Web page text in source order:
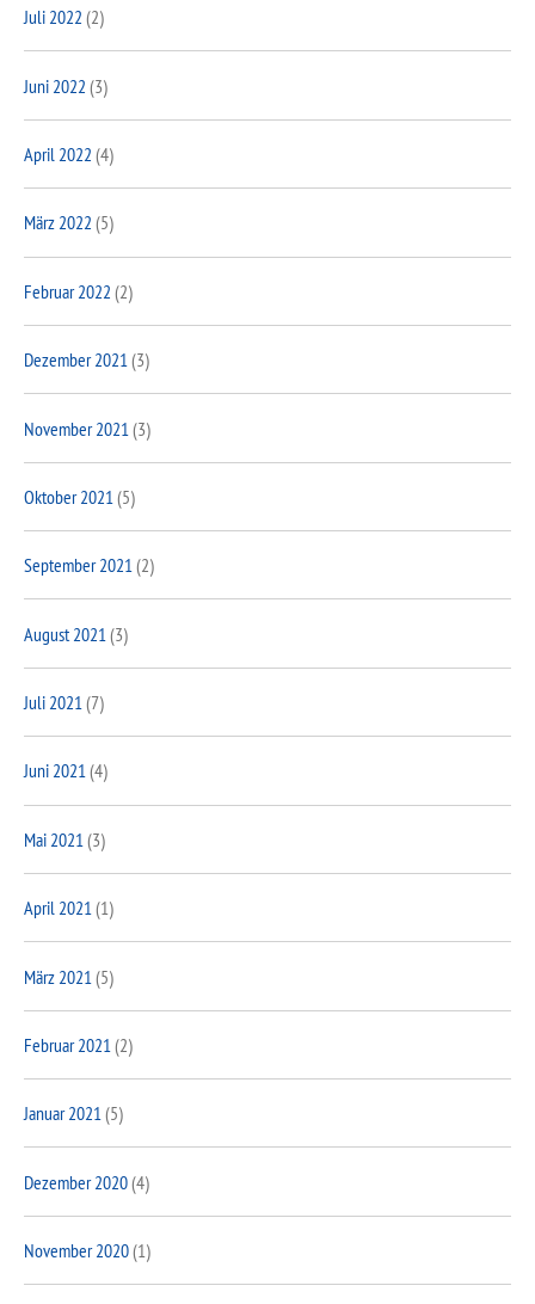
Juli 2022 (2)
Juni 2022 (3)
April 2022 (4)
März 2022 (5)
Februar 2022 (2)
Dezember 2021(3)
November 2021 (3)
Oktober 2021 (5)
September 2021(2)
August 2021 (3)
Juli 2021(7)
Juni 2021(4)
Mai 2021 (3)
April 2021(1)
März 2021 (5)
Februar 2021 (2)
Januar 2021(5)
Dezember 2020(4)
November 2020(1)